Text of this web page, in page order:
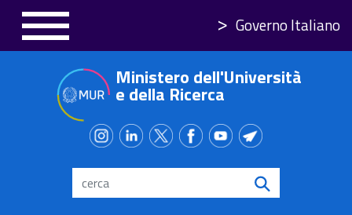
principale
Governo Italiano
Ministero dell'Università
e della Ricerca
Search